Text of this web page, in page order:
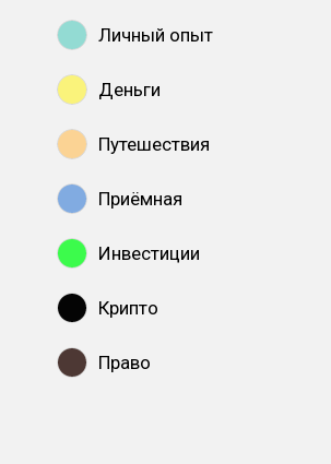
Личный опыт
Деньги
Путешествия
Приёмная
Инвестиции
Крипто
Право